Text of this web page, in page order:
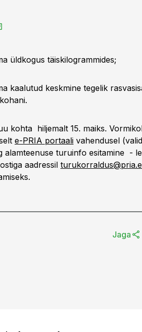
üldkogus täiskilogrammides;
kaalutud keskmine tegelik
kohta hiljemalt 15. maiks.
e-PRIA portaali vahendusel
alamteenuse turuinfo esitamine -
aadressil
Jaga